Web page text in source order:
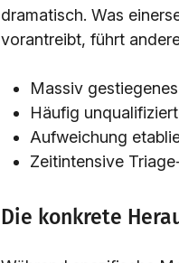
dramatisch. Was
vorantreibt, führt
Massiv
Häufig
Aufweichung
Zeitintensive
Die konkrete